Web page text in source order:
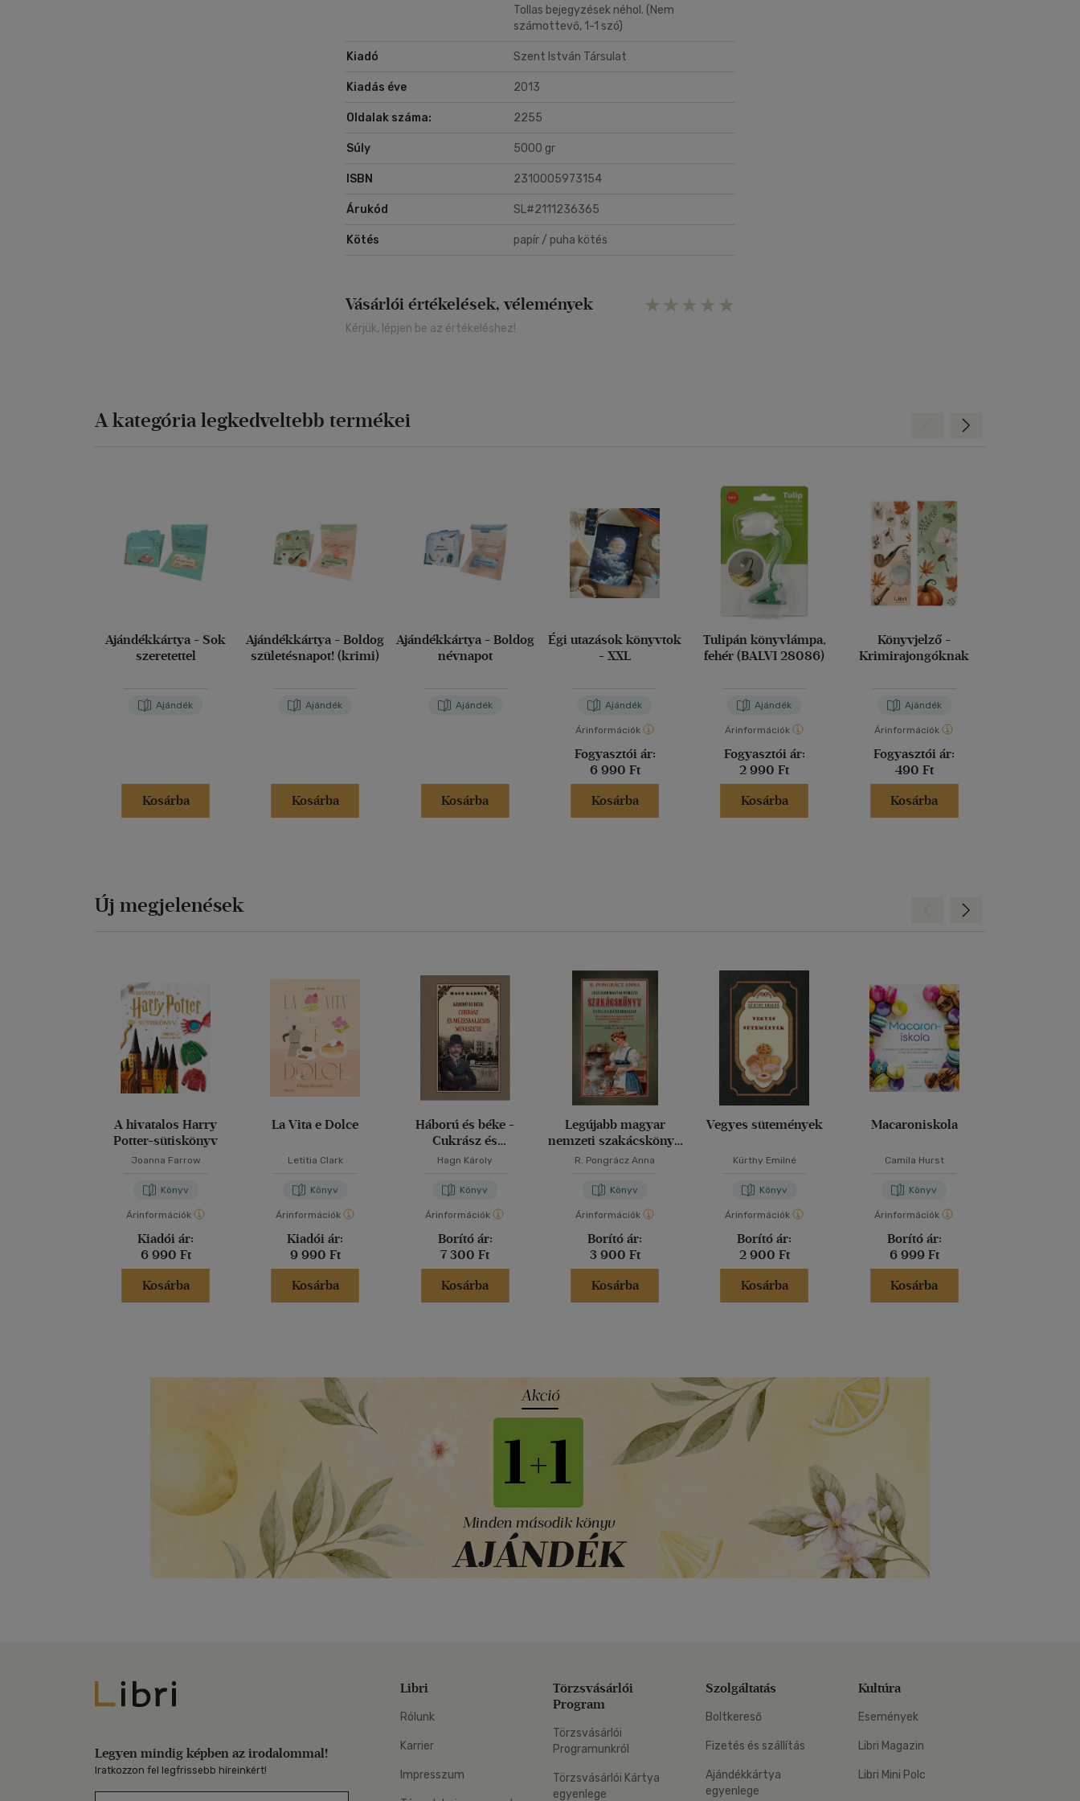
értékek légkörének erősödéséhez! (Erdő Péter bíboros)
Tollas bejegyzések néhol. (Nem
számottevő, 1-1 szó)
Kiadó Szent István Társulat
Kiadás éve 2013
Oldalak száma: 2255
Súly 5000 gr
ISBN 2310005973154
Árukód SL#2111236365
Kötés papír / puha kötés
Vásárlói értékelések, vélemények
Kérjük, lépjen be az értékeléshez!
A kategória legkedveltebb termékei
Ajándékkártya - Sok
szeretettel
Ajándék
Kosárba
Ajándékkártya - Boldog
születésnapot! (krimi)
Ajándék
Kosárba
Ajándékkártya - Boldog
névnapot
Ajándék
Kosárba
Égi utazások könyvtok
- XXL
Ajándék
Árinformációk
Fogyasztói ár:
6 990 Ft
Kosárba
Tulipán könyvlámpa,
fehér (BALVI 28086)
Ajándék
Árinformációk
Fogyasztói ár:
2 990 Ft
Kosárba
Könyvjelző -
Krimirajongóknak
Ajándék
Árinformációk
Fogyasztói ár:
490 Ft
Kosárba
Előre
Új megjelenések
A hivatalos Harry
Potter-sütiskönyv
Joanna Farrow
Könyv
Árinformációk
Kiadói ár:
6 990 Ft
Kosárba
La Vita e Dolce
Letitia Clark
Könyv
Árinformációk
Kiadói ár:
9 990 Ft
Kosárba
Háború és béke -
Cukrász és
mézeskalácsos
Hagn Károly
Könyv
Árinformációk
Borító ár:
7 300 Ft
Kosárba
Legújabb magyar
nemzeti szakácskönyv
és teljes háziczukrászat
R. Pongrácz Anna
Könyv
Árinformációk
Borító ár:
3 900 Ft
Kosárba
Vegyes sütemények
Kürthy Emilné
Könyv
Árinformációk
Borító ár:
2 900 Ft
Kosárba
Macaroniskola
Camila Hurst
Könyv
Árinformációk
Borító ár:
6 999 Ft
Kosárba
Előre
Libri
Legyen mindig képben az irodalommal!
Iratkozzon fel legfrissebb híreinkért!
Libri
Rólunk
Karrier
Impresszum
Törzsvásárlói
Program
Törzsvásárlói
Programunkról
Törzsvásárlói Kártya
egyenlege
Szolgáltatás
Boltkereső
Fizetés és szállítás
Ajándékkártya
egyenlege
Kultúra
Események
Libri Magazin
Libri Mini Polc